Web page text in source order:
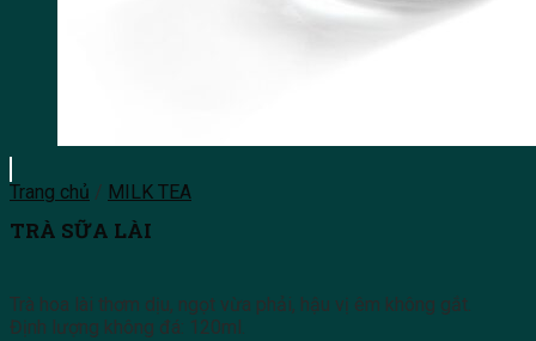
Trang chủ / MILK TEA
TRÀ SỮA LÀI
Trà hoa lài thơm dịu, ngọt vừa phải, hậu vị êm không gắt.
Định lượng không đá: 120ml.